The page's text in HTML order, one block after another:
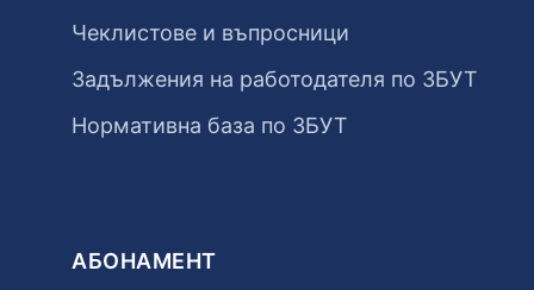
Чеклистове и въпросници
Задължения на работодателя по ЗБУТ
Нормативна база по ЗБУТ
АБОНАМЕНТ